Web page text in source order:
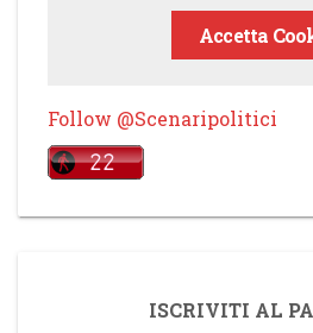
Accetta
Follow @Scenaripolitici
ISCRIVITI AL